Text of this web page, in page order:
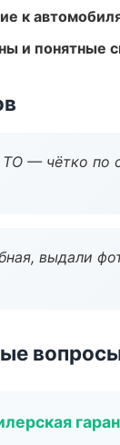
к
и понятные
— чётко по
выдали